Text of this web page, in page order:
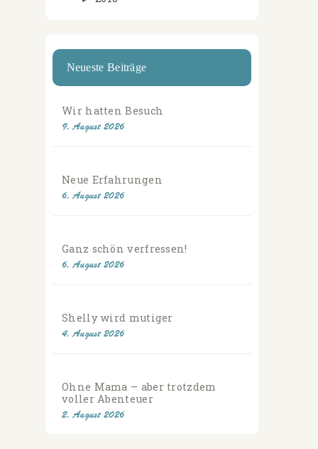
Neueste Beiträge
Wir hatten Besuch
9. August 2026
Neue Erfahrungen
6. August 2026
Ganz schön verfressen!
6. August 2026
Shelly wird mutiger
4. August 2026
Ohne Mama – aber trotzdem
voller Abenteuer
2. August 2026